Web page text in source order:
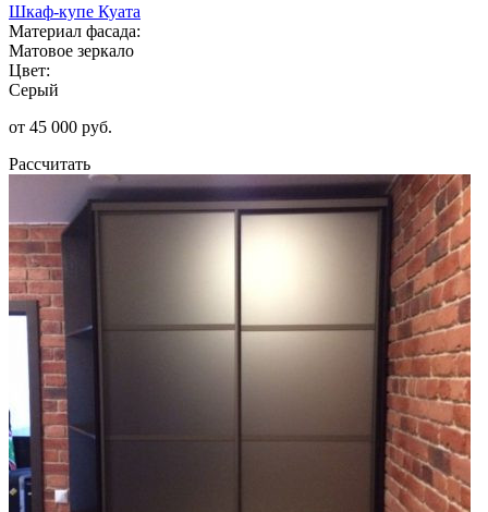
Шкаф-купе Куата
Материал фасада:
Матовое зеркало
Цвет:
Серый
от 45 000 руб.
Рассчитать